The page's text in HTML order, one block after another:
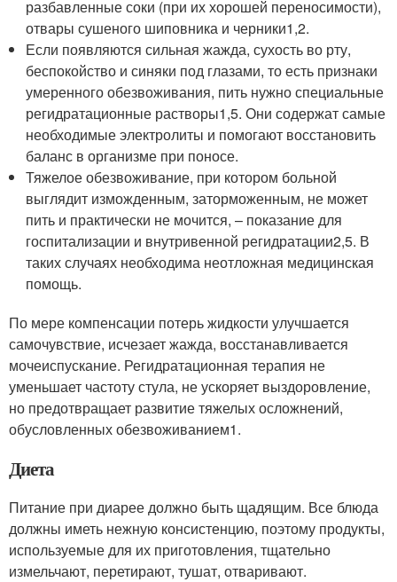
разбавленные соки (при их хорошей переносимости),
отвары сушеного шиповника и черники1,2.
Если появляются сильная жажда, сухость во рту,
беспокойство и синяки под глазами, то есть признаки
умеренного обезвоживания, пить нужно специальные
регидратационные растворы1,5. Они содержат самые
необходимые электролиты и помогают восстановить
баланс в организме при поносе.
Тяжелое обезвоживание, при котором больной
выглядит изможденным, заторможенным, не может
пить и практически не мочится, – показание для
госпитализации и внутривенной регидратации2,5. В
таких случаях необходима неотложная медицинская
помощь.
По мере компенсации потерь жидкости улучшается
самочувствие, исчезает жажда, восстанавливается
мочеиспускание. Регидратационная терапия не
уменьшает частоту стула, не ускоряет выздоровление,
но предотвращает развитие тяжелых осложнений,
обусловленных обезвоживанием1.
Диета
Питание при диарее должно быть щадящим. Все блюда
должны иметь нежную консистенцию, поэтому продукты,
используемые для их приготовления, тщательно
измельчают, перетирают, тушат, отваривают.